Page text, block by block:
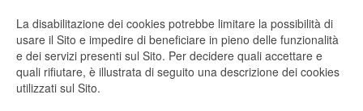
La disabilitazione dei cookies potrebbe limitare la possibilità di
usare il Sito e impedire di beneficiare in pieno delle funzionalità
e dei servizi presenti sul Sito. Per decidere quali accettare e
quali rifiutare, è illustrata di seguito una descrizione dei cookies
utilizzati sul Sito.